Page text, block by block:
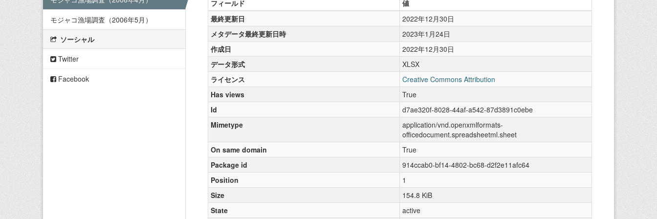
モジャコ漁場調査（2006年5月）
ソーシャル
Twitter
Facebook
フィールド
値
最終更新日
2022年12月30日
メタデータ最終更新日時
2023年1月24日
作成日
2022年12月30日
データ形式
XLSX
ライセンス
Creative Commons Attribution
Has views
True
Id
d7ae320f-8028-44af-a542-87d3891c0ebe
Mimetype
application/vnd.openxmlformats-
officedocument.spreadsheetml.sheet
On same domain
True
Package id
914ccab0-bf14-4802-bc68-d2f2e11afc64
Position
1
Size
154.8 KiB
State
active